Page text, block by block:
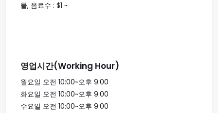
물, 음료수 : $1 ~
영업시간(Working Hour)
월요일 오전 10:00~오후 9:00
화요일 오전 10:00~오후 9:00
수요일 오전 10:00~오후 9:00